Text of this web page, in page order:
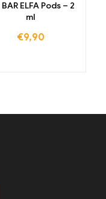
BAR ELFA Pods – 2
ml
€9,90